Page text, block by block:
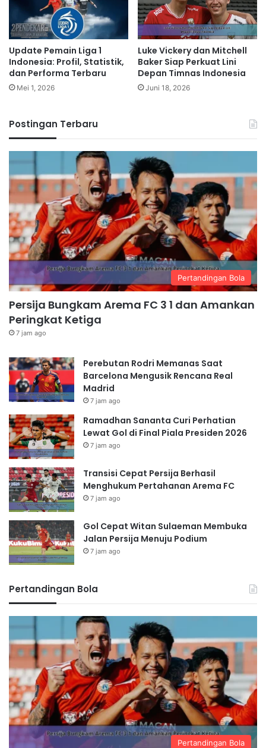
Update Pemain Liga 1
Indonesia: Profil, Statistik,
dan Performa Terbaru
Mei 1, 2026
Luke Vickery dan Mitchell
Baker Siap Perkuat Lini
Depan Timnas Indonesia
Juni 18, 2026
Postingan Terbaru
Pertandingan Bola
Persija Bungkam Arema FC 3 1 dan Amankan
Peringkat Ketiga
7 jam ago
Perebutan Rodri Memanas Saat
Barcelona Mengusik Rencana Real
Madrid
7 jam ago
Ramadhan Sananta Curi Perhatian
Lewat Gol di Final Piala Presiden 2026
7 jam ago
Transisi Cepat Persija Berhasil
Menghukum Pertahanan Arema FC
7 jam ago
Gol Cepat Witan Sulaeman Membuka
Jalan Persija Menuju Podium
7 jam ago
Pertandingan Bola
Pertandingan Bola